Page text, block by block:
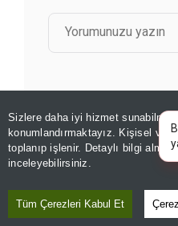
Sizlere daha iyi hizmet sunabilmek
konumlandırmaktayız. Kişisel
toplanıp işlenir. Detaylı bilgi
inceleyebilirsiniz.
Tüm Çerezleri Kabul Et
GÖZDEN KAÇMASIN